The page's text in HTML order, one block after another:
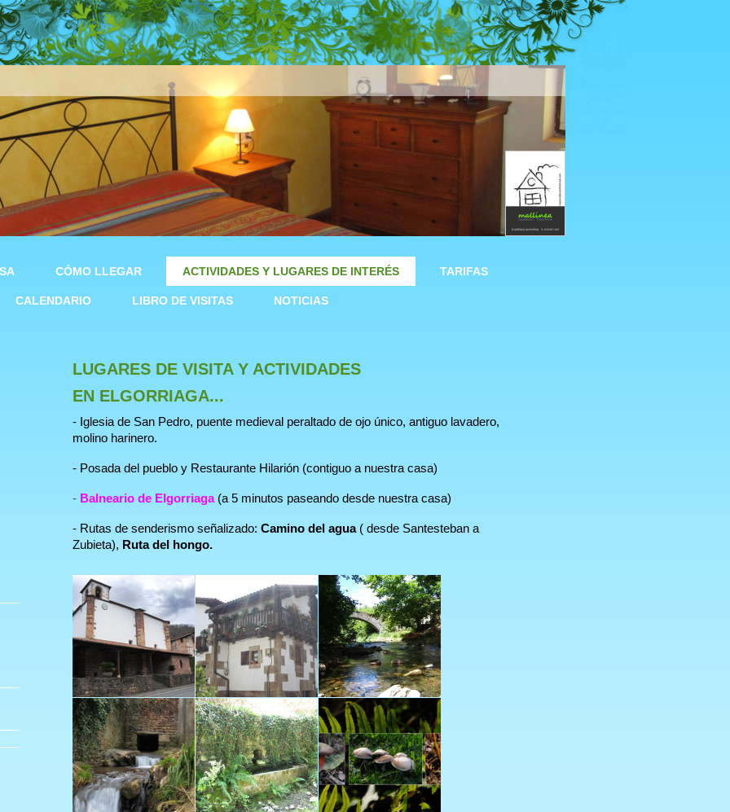
CÓMO LLEGAR ACTIVIDADES Y LUGARES DE INTERÉS TARIFAS
CALENDARIO LIBRO DE VISITAS NOTICIAS
LUGARES DE VISITA Y ACTIVIDADES
EN ELGORRIAGA...
- Iglesia de San Pedro, puente medieval peraltado de ojo único, antiguo lavadero,
molino harinero.
- Posada del pueblo y Restaurante Hilarión (contiguo a nuestra casa)
- Balneario de Elgorriaga (a 5 minutos paseando desde nuestra casa)
- Rutas de senderismo señalizado: Camino del agua( desde Santesteban a
Zubieta), Ruta del hongo.